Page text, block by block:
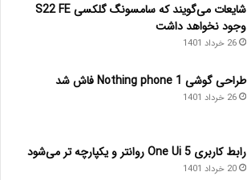
شایعات می‌گویند که سامسونگ گلکسی S22 FE
وجود نخواهد داشت
26 خرداد 1401
طراحی گوشی Nothing phone 1 فاش شد
26 خرداد 1401
رابط کاربری One Ui 5 روانتر و یکپارچه تر می‌شود
20 خرداد 1401